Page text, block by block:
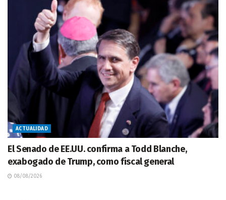
ACTUALIDAD
El Senado de EE.UU. confirma a Todd Blanche,
exabogado de Trump, como fiscal general
08/08/2026